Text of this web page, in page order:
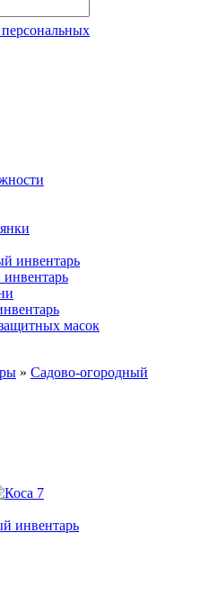
инвентарь
масок
» Садово-огородный
инвентарь